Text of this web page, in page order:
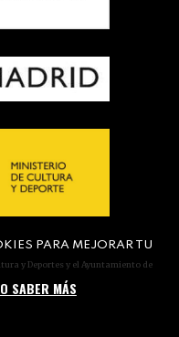
y Deportes y el Ayuntamiento de
PARA MEJORAR TU
SABER MÁS